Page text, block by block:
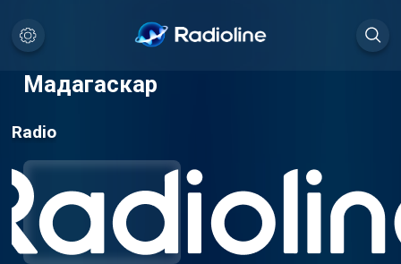
Мадагаскар
Radio